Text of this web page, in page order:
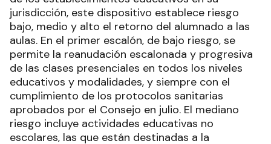
jurisdicción, este dispositivo establece riesgo
bajo, medio y alto el retorno del alumnado a las
aulas. En el primer escalón, de bajo riesgo, se
permite la reanudación escalonada y progresiva
de las clases presenciales en todos los niveles
educativos y modalidades, y siempre con el
cumplimiento de los protocolos sanitarias
aprobados por el Consejo en julio. El mediano
riesgo incluye actividades educativas no
escolares, las que están destinadas a la